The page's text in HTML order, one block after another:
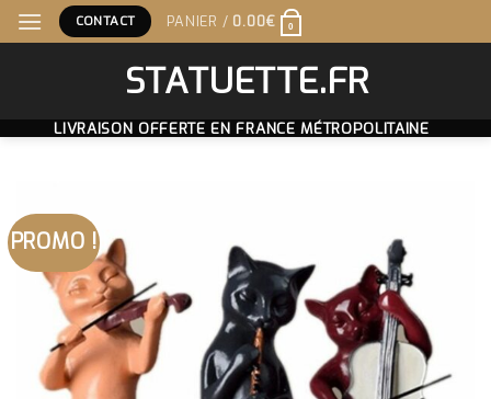
Skip
to
CONTACT PANIER / 0.00€ 0
STATUETTE.FR
LIVRAISON OFFERTE EN FRANCE MÉTROPOLITAINE
PROMO !